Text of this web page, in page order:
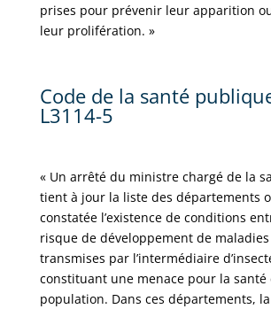
prises pour prévenir leur apparition
leur prolifération. »
Code de la santé
L3114-5
« Un arrêté du ministre chargé de la
tient à jour la liste des départements
constatée l’existence de conditions
risque de développement de
transmises par l’intermédiaire
constituant une menace pour la santé
population. Dans ces départements,